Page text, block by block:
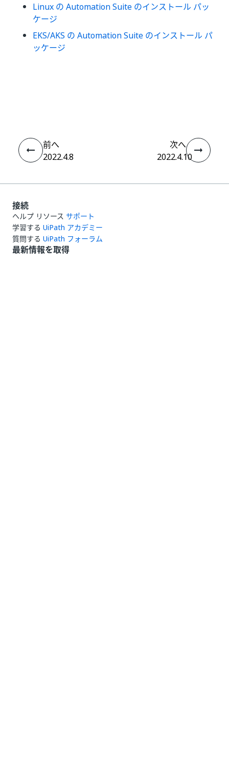
Linux の Automation Suite のインストール パッ
ケージ
EKS/AKS の Automation Suite のインストール パ
ッケージ
前へ
2022.4.8
次へ
2022.4.10
接続
ヘルプ リソース サポート
学習する UiPath アカデミー
質問する UiPath フォーラム
最新情報を取得